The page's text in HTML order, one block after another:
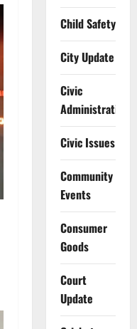
Child Safety
City Update
Civic
Administration
Civic Issues
Community
Events
Consumer
Goods
Court
Update